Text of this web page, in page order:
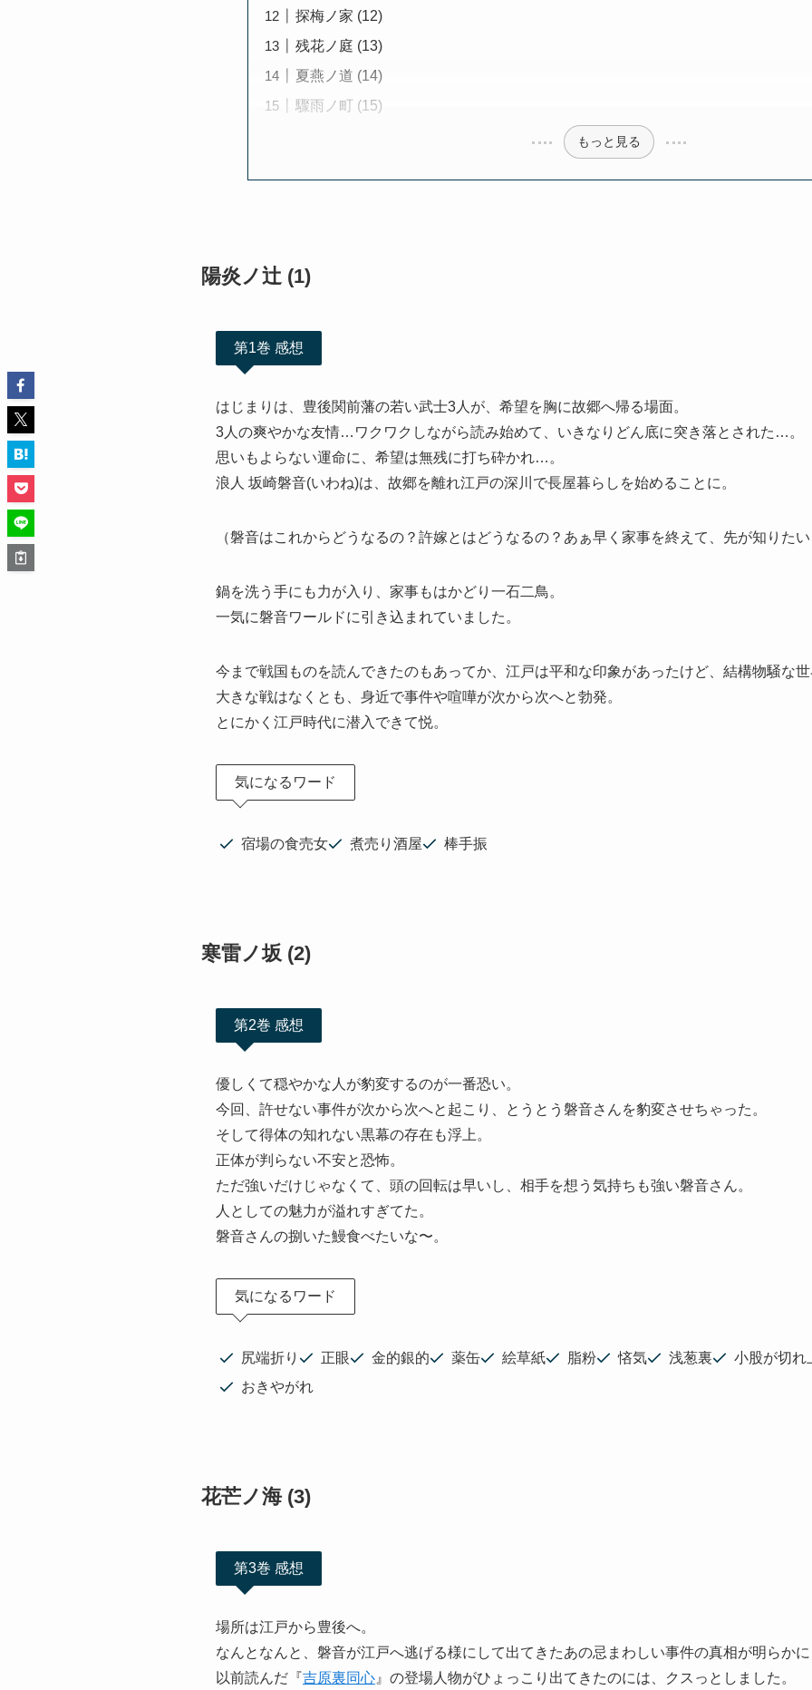
探梅ノ家 (12)
残花ノ庭 (13)
夏燕ノ道 (14)
驟雨ノ町 (15)
もっと見る
陽炎ノ辻 (1)
第1巻 感想
はじまりは、豊後関前藩の若い武士3人が、希望を胸に故郷へ帰る場面。
3人の爽やかな友情…ワクワクしながら読み始めて、いきなりどん底に突き落とされた…。
思いもよらない運命に、希望は無残に打ち砕かれ…。
浪人 坂崎磐音(いわね)は、故郷を離れ江戸の深川で長屋暮らしを始めることに。
（磐音はこれからどうなるの？許嫁とはどうなるの？あぁ早く家事を終えて、先が知りたい
鍋を洗う手にも力が入り、家事もはかどり一石二鳥。
一気に磐音ワールドに引き込まれていました。
今まで戦国ものを読んできたのもあってか、江戸は平和な印象があったけど、結構物騒な世
大きな戦はなくとも、身近で事件や喧嘩が次から次へと勃発。
とにかく江戸時代に潜入できて悦。
気になるワード
宿場の食売女 煮売り酒屋 棒手振
寒雷ノ坂 (2)
第2巻 感想
優しくて穏やかな人が豹変するのが一番恐い。
今回、許せない事件が次から次へと起こり、とうとう磐音さんを豹変させちゃった。
そして得体の知れない黒幕の存在も浮上。
正体が判らない不安と恐怖。
ただ強いだけじゃなくて、頭の回転は早いし、相手を想う気持ちも強い磐音さん。
人としての魅力が溢れすぎてた。
磐音さんの捌いた鰻食べたいな〜。
気になるワード
尻端折り 正眼 金的銀的 薬缶 絵草紙 脂粉 悋気 浅葱裏 小股が切れ
おきやがれ
花芒ノ海 (3)
第3巻 感想
場所は江戸から豊後へ。
なんとなんと、磐音が江戸へ逃げる様にして出てきたあの忌まわしい事件の真相が明らかに
以前読んだ『吉原裏同心 』の登場人物がひょっこり出てきたのには、クスっとしました。